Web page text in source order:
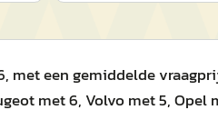
een gemiddelde
met 6, Volvo met 5, Opel